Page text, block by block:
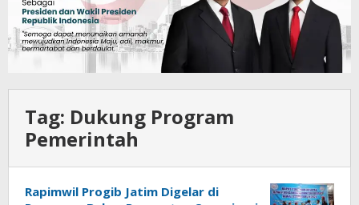
Tag: Dukung Program
Pemerintah
Rapimwil Progib Jatim Digelar di